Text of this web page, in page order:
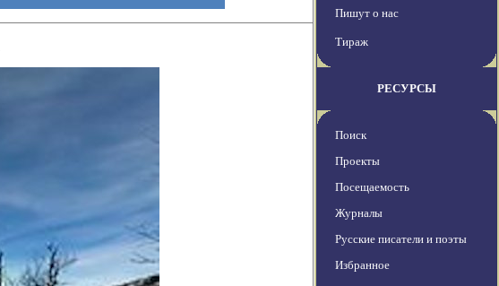
Пишут о нас
Тираж
РЕСУРСЫ
Поиск
Проекты
Посещаемость
Журналы
Русские писатели и поэты
Избранное